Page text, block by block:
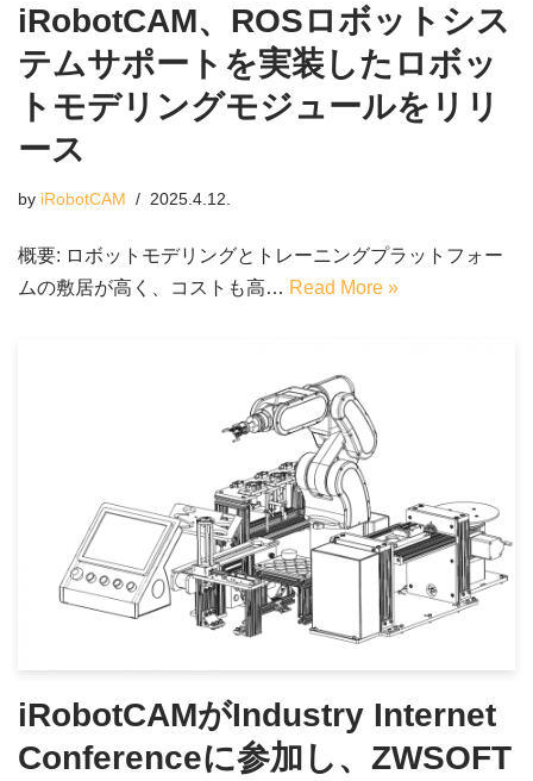
iRobotCAM、ROSロボットシス
テムサポートを実装したロボッ
トモデリングモジュールをリリ
ース
by iRobotCAM 2025.4.12.
概要: ロボットモデリングとトレーニングプラットフォー
ムの敷居が高く、コストも高… Read More »
iRobotCAMがIndustry Internet
Conferenceに参加し、ZWSOFT